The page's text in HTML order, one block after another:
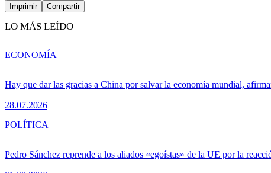
Imprimir Compartir
LO MÁS LEÍDO
Hay que dar las gracias a China por salvar la economía mundial,
28.07.2026
ECONOMÍA
Pedro Sánchez reprende a los aliados «egoístas» de la UE por la
POLÍTICA